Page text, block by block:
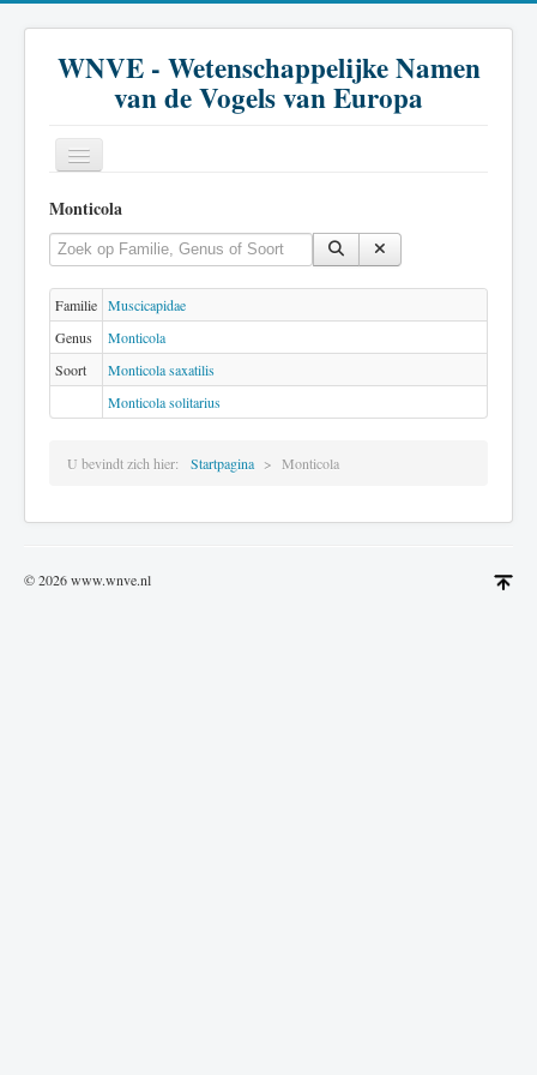
WNVE - Wetenschappelijke Namen
van de Vogels van Europa
Home
Inleiding
Soort
Genus
Familie
Literatuur
Monticola
Vul een deel van de titel in
Familie Muscicapidae
Genus
Monticola
Soort
Monticola saxatilis
Monticola solitarius
U bevindt zich hier: Startpagina Monticola
© 2026 www.wnve.nl